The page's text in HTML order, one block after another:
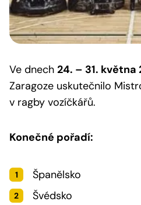
Ve dnech 24. – 31. května
Zaragoze uskutečnilo
v ragby vozíčkářů.
Konečné pořadí:
Španělsko
Švédsko